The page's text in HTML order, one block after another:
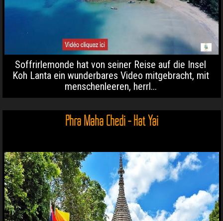
Soffrirlemonde hat von seiner Reise auf die Insel
Koh Lanta ein wunderbares Video mitgebracht, mit
menschenleeren, herrl...
Phra Maha Chedi - Hat Yai